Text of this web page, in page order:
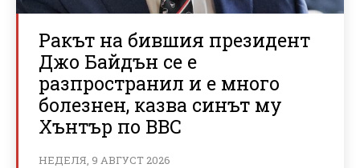
Ракът на бившия президент
Джо Байдън се е
разпространил и е много
болезнен, казва синът му
Хънтър по BBC
НЕДЕЛЯ, 9 АВГУСТ 2026